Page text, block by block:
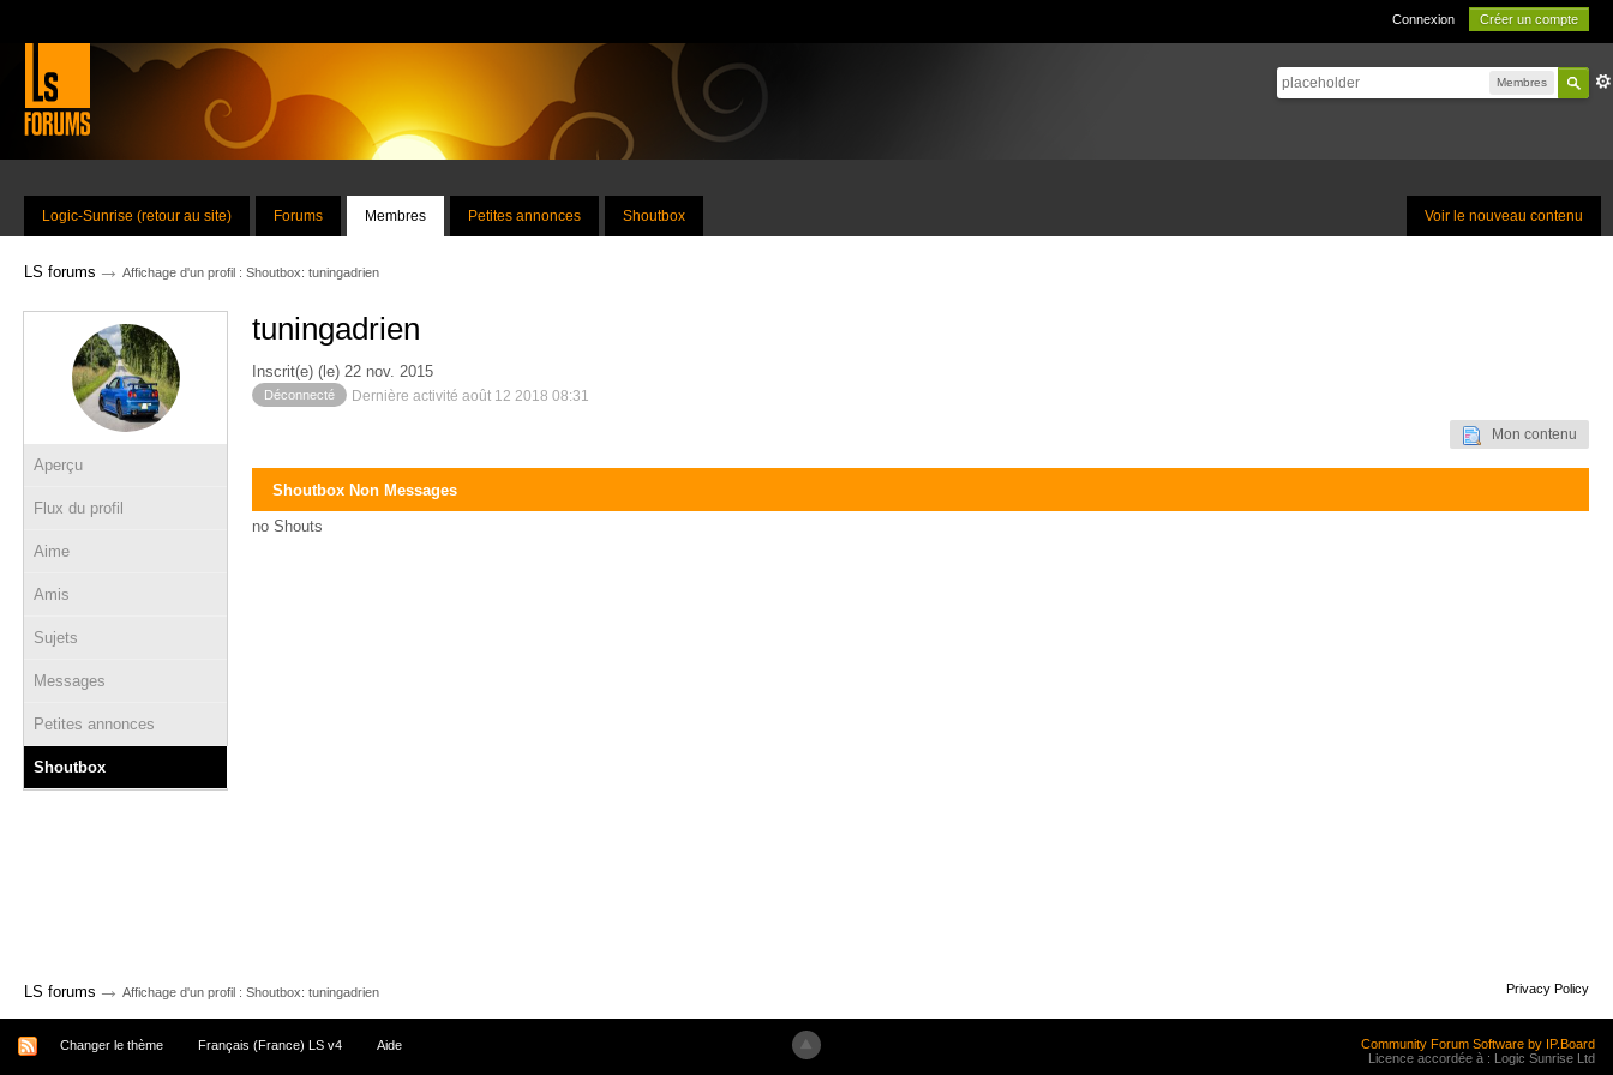
Connexion Créer un compte
Membres
Voir le nouveau contenu
Logic-Sunrise (retour au site) Forums Membres Petites annonces Shoutbox
LS forums → Affichage d'un profil : Shoutbox: tuningadrien
Aperçu
Flux du profil
Aime
Amis
Sujets
Messages
Petites annonces
Shoutbox
tuningadrien
Inscrit(e) (le) 22 nov. 2015
Déconnecté Dernière activité août 12 2018 08:31
Mon contenu
Shoutbox Non Messages
no Shouts
LS forums → Affichage d'un profil : Shoutbox: tuningadrien Privacy Policy
Changer le thème Français (France) LS v4 Aide
Community Forum Software by IP.Board
Licence accordée à : Logic Sunrise Ltd